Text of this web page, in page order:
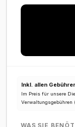
Inkl. allen
Im Preis für unsere
Verwaltungsgebühren
WAS SIE